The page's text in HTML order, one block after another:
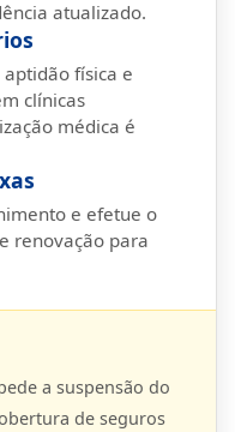
atualizado.
aptidão física e
clínicas
médica é
e efetue o
renovação para
a suspensão do
de seguros